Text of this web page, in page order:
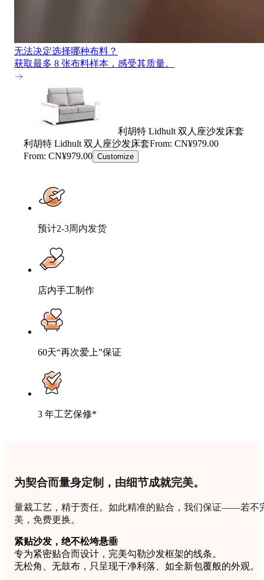
无法决定选择哪种布料？
获取最多 8 张布料样本，感受其质量。
利胡特 Lidhult 双人座沙发床套
利胡特 Lidhult 双人座沙发床套From: CN¥979.00
From: CN¥979.00 Customize
预计2-3周内发货
店内手工制作
60天“再次爱上”保证
3 年工艺保修*
为契合而量身定制，由细节成就完美。
量裁工艺，精于责任。如此精准的贴合，我们保证——若不
美，免费更换。
紧贴沙发，绝不松垮悬垂
专为紧密贴合而设计，完美勾勒沙发框架的线条。
无松角、无鼓布，只呈现干净利落、如全新包覆般的外观。